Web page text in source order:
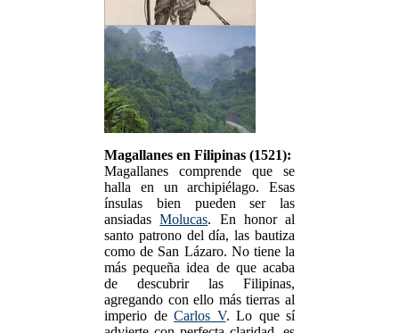
Magallanes en Filipinas (1521):
Magallanes comprende que se
halla en un archipiélago. Esas
ínsulas bien pueden ser las
ansiadasMolucas. En honor al
santo patrono del día, las bautiza
como de San Lázaro. No tiene la
más pequeña idea de que acaba
de descubrir las Filipinas,
agregando con ello más tierras al
imperio de Carlos V. Lo que sí